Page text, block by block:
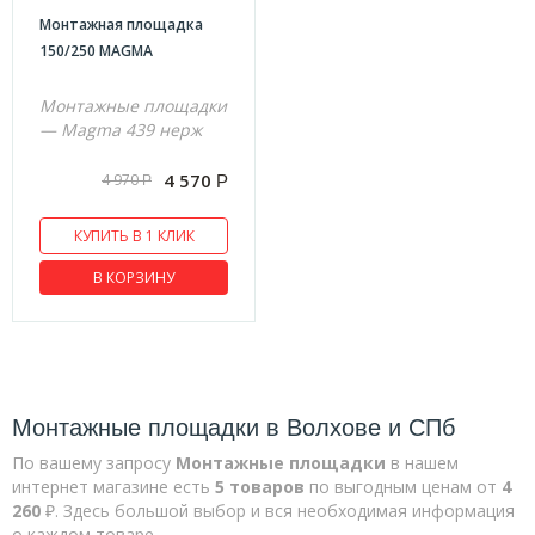
Проходы кровли
Экономайзеры
Трубы одноконтурные 1 мм
Lava
Зонты и дефлекторы
Конденсатосборники
Кронштейны
Монтажная площадка
150/250 MAGMА
Монтажные площадки
— Magma 439 нерж
4 970Р 4 570 Р
КУПИТЬ В 1 КЛИК
В КОРЗИНУ
Монтажные площадки в Волхове и СПб
По вашему запросу Монтажные площадки в нашем
интернет магазине есть 5 товаров по выгодным ценам от 4
260 ₽. Здесь большой выбор и вся необходимая информация